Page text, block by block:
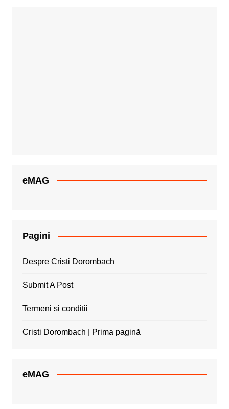
eMAG
Pagini
Despre Cristi Dorombach
Submit A Post
Termeni si conditii
Cristi Dorombach | Prima pagină
eMAG